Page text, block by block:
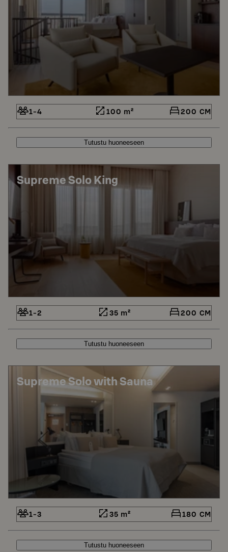
1-4 100 m² 200 CM
Tutustu huoneeseen
Supreme Solo King
1-2 35 m² 200 CM
Tutustu huoneeseen
Supreme Solo with Sauna
1-3 35 m² 180 CM
Tutustu huoneeseen